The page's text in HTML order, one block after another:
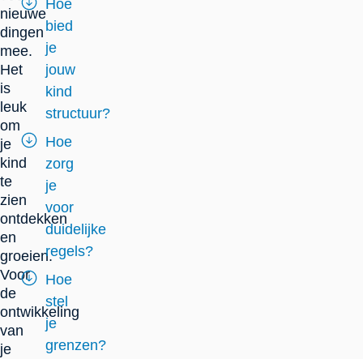
nieuwe
dingen
mee.
Het
is
leuk
om
je
kind
te
zien
ontdekken
en
groeien.
Voor
de
ontwikkeling
van
je
Hoe
bied
je
jouw
kind
structuur?
Hoe
zorg
je
voor
duidelijke
regels?
Hoe
stel
je
grenzen?